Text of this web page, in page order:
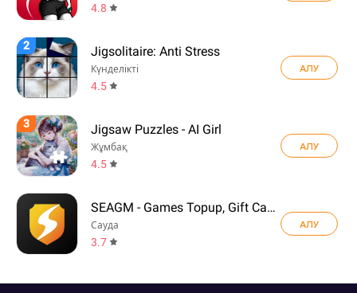
4.8
2 Jigsolitaire: Anti Stress
Күнделікті
4.5
АЛУ
3 Jigsaw Puzzles - AI Girl
Жұмбақ
4.5
АЛУ
SEAGM - Games Topup, Gift Card
Сауда
3.7
АЛУ